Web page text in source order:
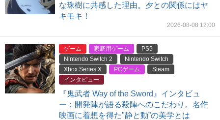
な珠樹に共感した理由。夕との関係にはヤ
キモキ！
2026-08-08 12:00
ゲーム 家庭用ゲーム
PS5
Nintendo Switch 2
Nintendo Switch
Xbox Series X
PCゲーム
Steam
インタビュー
『鬼武者 Way of the Sword』インタビュ
ー：開発陣が語る殺陣へのこだわり。名作
映画に着想を得た"静と動”の美学とは